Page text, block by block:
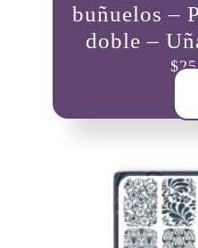
buñuelos –
doble –
$